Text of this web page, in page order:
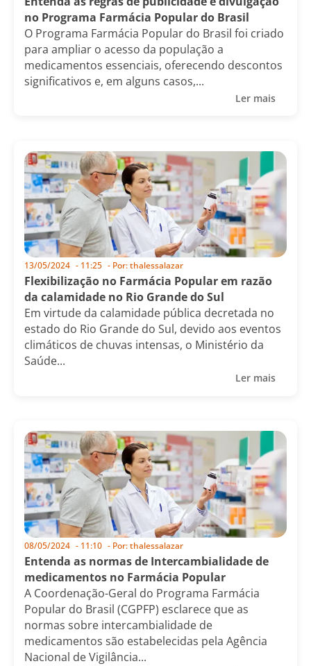
no Programa Farmácia Popular do Brasil
O Programa Farmácia Popular do Brasil foi criado
para ampliar o acesso da população a
medicamentos essenciais, oferecendo descontos
significativos e, em alguns casos,...
Ler mais
13/05/2024 - 11:25 - Por:thalessalazar
Flexibilização no Farmácia Popular em razão
da calamidade no Rio Grande do Sul
Em virtude da calamidade pública decretada no
estado do Rio Grande do Sul, devido aos eventos
climáticos de chuvas intensas, o Ministério da
Saúde...
Ler mais
08/05/2024 - 11:10 - Por:thalessalazar
Entenda as normas de Intercambialidade de
medicamentos no Farmácia Popular
A Coordenação-Geral do Programa Farmácia
Popular do Brasil (CGPFP) esclarece que as
normas sobre intercambialidade de
medicamentos são estabelecidas pela Agência
Nacional de Vigilância...